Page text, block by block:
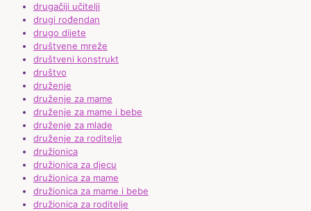
drugačiji učitelji
drugi rođendan
drugo dijete
društvene mreže
društveni konstrukt
društvo
druženje
druženje za mame
druženje za mame i bebe
druženje za mlade
druženje za roditelje
družionica
družionica za djecu
družionica za mame
družionica za mame i bebe
družionica za roditelje